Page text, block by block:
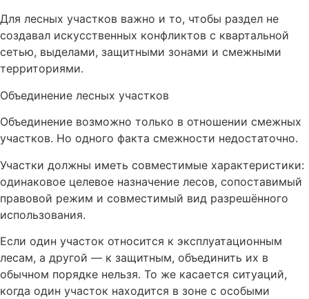
Для лесных участков важно и то, чтобы раздел не
создавал искусственных конфликтов с квартальной
сетью, выделами, защитными зонами и смежными
территориями.
Объединение лесных участков
Объединение возможно только в отношении смежных
участков. Но одного факта смежности недостаточно.
Участки должны иметь совместимые характеристики:
одинаковое целевое назначение лесов, сопоставимый
правовой режим и совместимый вид разрешённого
использования.
Если один участок относится к эксплуатационным
лесам, а другой — к защитным, объединить их в
обычном порядке нельзя. То же касается ситуаций,
когда один участок находится в зоне с особыми